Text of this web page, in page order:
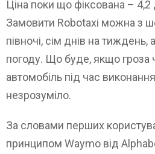
Ціна поки що фіксована – 4,2
Замовити Robotaxi можна з
півночі, сім днів на тиждень,
погоду. Що буде, якщо гроза
автомобіль під час
незрозуміло.
За словами перших
принципом Waymo від